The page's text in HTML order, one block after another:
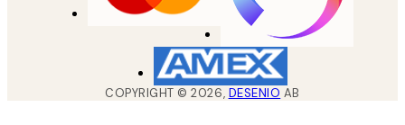
COPYRIGHT ©2026, DESENIO AB